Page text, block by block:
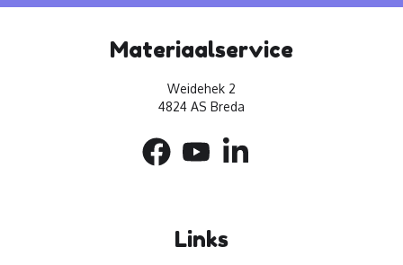
Materiaalservice
Weidehek 2
4824 AS Breda
Links